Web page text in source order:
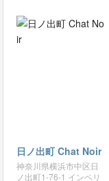
日ノ出町 Chat Noir
神奈川県横浜市中区日
ノ出町1-76-1 インペリ